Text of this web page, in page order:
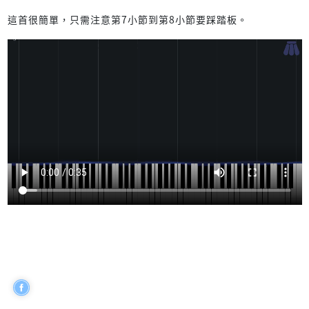
這首很簡單，只需注意第7小節到第8小節要踩踏板。